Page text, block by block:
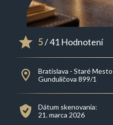
5/ 41 Hodnotení
Bratislava - Staré
Gunduličova 899/1
Dátum skenovania:
21. marca 2026